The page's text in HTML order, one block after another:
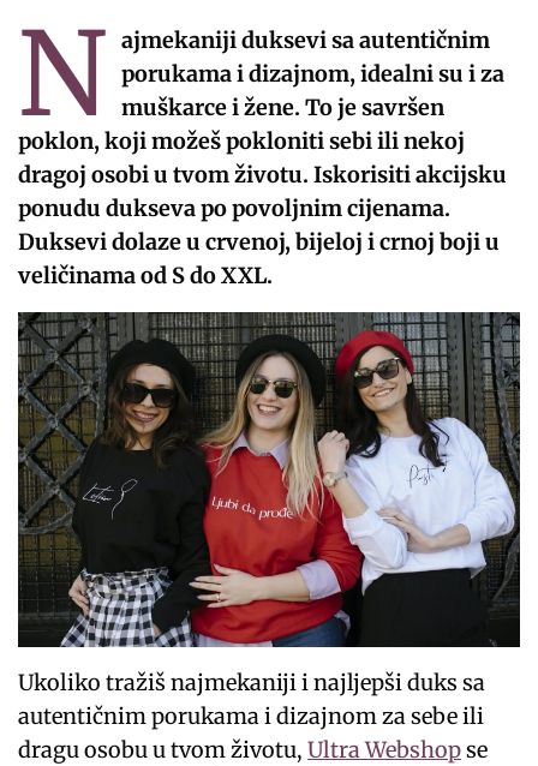
N ajmekaniji duksevi sa autentičnim
porukama i dizajnom, idealni su i za
muškarce i žene. To je savršen
poklon, koji možeš pokloniti sebi ili nekoj
dragoj osobi u tvom životu. Iskorisiti akcijsku
ponudu dukseva po povoljnim cijenama.
Duksevi dolaze u crvenoj, bijeloj i crnoj boji u
veličinama od S do XXL.
Ukoliko tražiš najmekaniji i najljepši duks sa
autentičnim porukama i dizajnom za sebe ili
dragu osobu u tvom životu,Ultra Webshopse